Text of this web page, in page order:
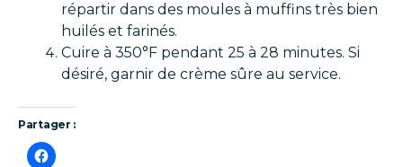
répartir dans des moules à muffins très bien
huilés et farinés.
Cuire à 350°F pendant 25 à 28 minutes. Si
désiré, garnir de crème sûre au service.
Partager :